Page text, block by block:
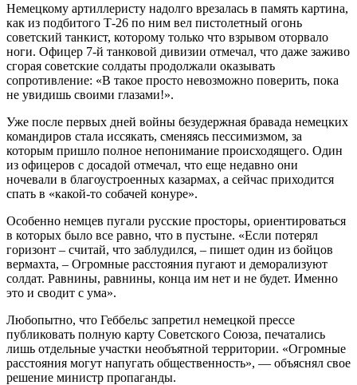
Немецкому артиллеристу надолго врезалась в память картина,
как из подбитого Т-26 по ним вел пистолетный огонь
советский танкист, которому только что взрывом оторвало
ноги. Офицер 7-й танковой дивизии отмечал, что даже заживо
сгорая советские солдаты продолжали оказывать
сопротивление: «В такое просто невозможно поверить, пока
не увидишь своими глазами!».
Уже после первых дней войны безудержная бравада немецких
командиров стала иссякать, сменяясь пессимизмом, за
которым пришло полное непонимание происходящего. Один
из офицеров с досадой отмечал, что еще недавно они
ночевали в благоустроенных казармах, а сейчас приходится
спать в «какой-то собачей конуре».
Особенно немцев пугали русские просторы, ориентироваться
в которых было все равно, что в пустыне. «Если потерял
горизонт – считай, что заблудился, – пишет один из бойцов
вермахта, – Огромные расстояния пугают и деморализуют
солдат. Равнины, равнины, конца им нет и не будет. Именно
это и сводит с ума».
Любопытно, что Геббельс запретил немецкой прессе
публиковать полную карту Советского Союза, печатались
лишь отдельные участки необъятной территории. «Огромные
расстояния могут напугать общественность», — объяснял свое
решение министр пропаганды.